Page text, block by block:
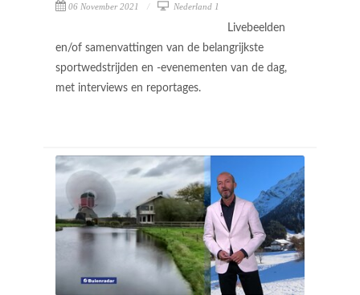
06 November 2021 Nederland 1
Livebeelden
en/of samenvattingen van de belangrijkste
sportwedstrijden en -evenementen van de dag,
met interviews en reportages.